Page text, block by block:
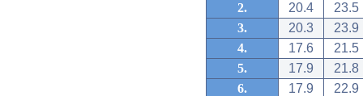
2.
20.4
23.5
3.
20.3
23.9
4.
17.6
21.5
5.
17.9
21.8
6.
17.9
22.9